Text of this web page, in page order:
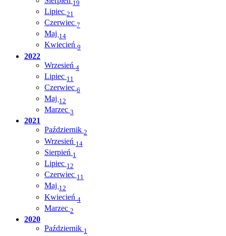
19
Lipiec 21
Czerwiec 7
Maj 14
Kwiecień 9
2022
Wrzesień 4
Lipiec 11
Czerwiec 6
Maj 12
Marzec 3
2021
Październik 2
Wrzesień 14
Sierpień 1
Lipiec 12
Czerwiec 11
Maj 12
Kwiecień 4
Marzec 2
2020
Październik 1